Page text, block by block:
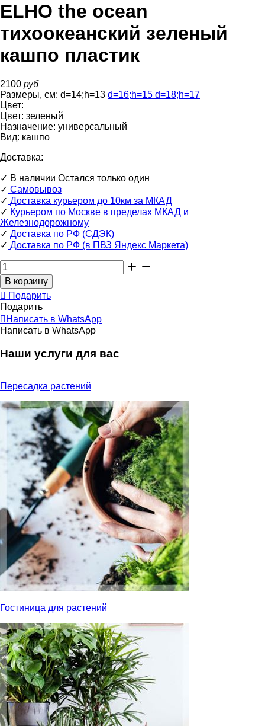
ELHO the ocean
тихоокеанский зеленый
кашпо пластик
2100 руб
Размеры, см: d=14;h=13 d=16;h=15 d=18;h=17
Цвет:
Цвет: зеленый
Назначение: универсальный
Вид: кашпо
Доставка:
✓ В наличии Остался только один
✓ Самовывоз
✓ Доставка курьером до 10км за МКАД
✓ Курьером по Москве в пределах МКАД и
Железнодорожному
✓ Доставка по РФ (СДЭК)
✓ Доставка по РФ (в ПВЗ Яндекс Маркета)
Подарить
Подарить
Написать в WhatsApp
Написать в WhatsApp
Наши услуги для вас
Пересадка растений
Гостиница для растений